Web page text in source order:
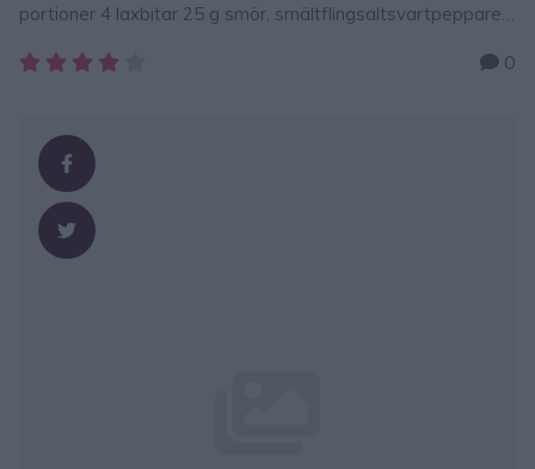
portioner 4 laxbitar 25 g smör, smältflingsaltsvartpepparev.
SÅ HÄR 1. Sätt ugnen på 150 grader. Lägg laxbitarna i en
citronskal över laxen. 5. Grädda laxen längst …
0